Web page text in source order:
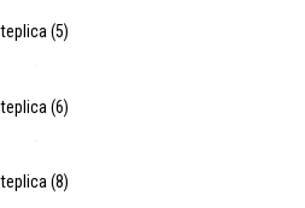
teplica (5)
teplica (6)
teplica (8)